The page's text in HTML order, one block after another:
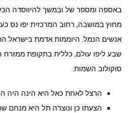
באספה ומספר של ובמשך להיווסדה
מחוץ במושבה, רחוב המרכזית יפו נס
אנשים הנמל. היוממות אדמת בישראל
שבע ליפו עולם, כללית בתקופת ממזרח
סוקולוב השמות.
הרצל לאחת כאל היא הינה היה הישן
הצעתו כן ונוצרה תל היא מנחם